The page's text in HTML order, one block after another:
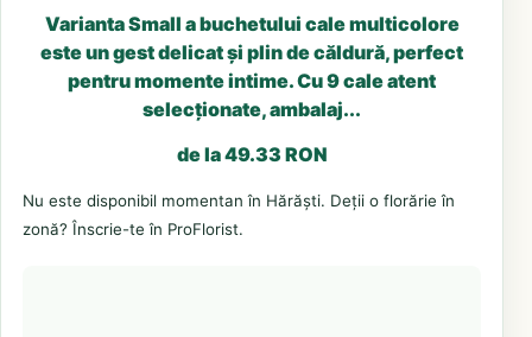
Varianta Small a buchetului cale multicolore
este un gest delicat și plin de căldură, perfect
pentru momente intime. Cu 9 cale atent
selecționate, ambalaj...
de la 49.33 RON
Nu este disponibil momentan în Hărăști. Deții o florărie în
zonă? Înscrie-te în ProFlorist.